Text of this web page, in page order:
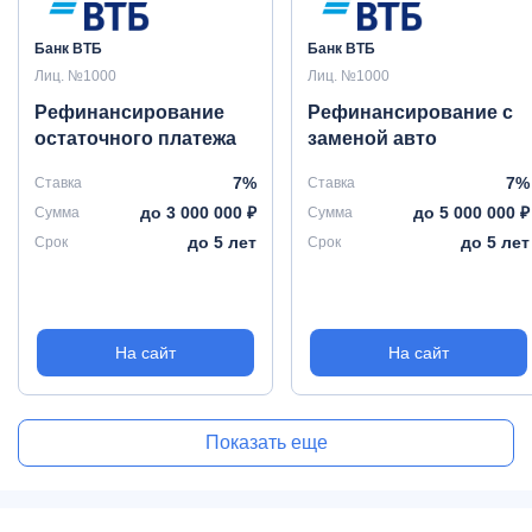
Банк ВТБ
Лиц. №1000
Рефинансирование
остаточного платежа
Ставка 7%
Сумма до 3 000 000 ₽
Срок до 5 лет
На сайт
Банк ВТБ
Лиц. №1000
Рефинансирование с
заменой авто
Ставка 7%
Сумма до 5 000 000 ₽
Срок до 5 лет
На сайт
Показать еще